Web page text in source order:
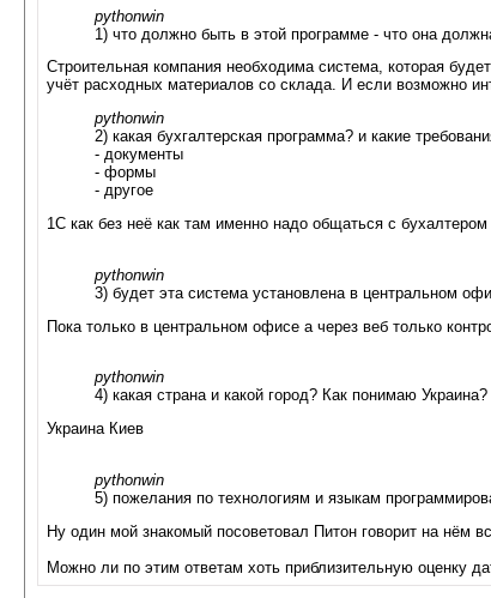
pythonwin
1) что должно быть в этой программе - что она
Строительная компания необходима система, которая
учёт расходных материалов со склада. И если возможно
pythonwin
2) какая бухгалтерская программа? и какие
- документы
- формы
- другое
1С как без неё как там именно надо общаться с бухалтером
pythonwin
3) будет эта система установлена в центральном
Пока только в центральном офисе а через веб только
pythonwin
4) какая страна и какой город? Как понимаю Украина?
Украина Киев
pythonwin
5) пожелания по технологиям и языкам
Ну один мой знакомый посоветовал Питон говорит на нём
Можно ли по этим ответам хоть приблизительную оценку